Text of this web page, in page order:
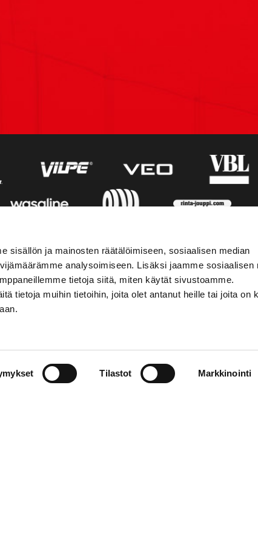
sisällön ja mainosten räätälöimiseen, sosiaalisen median
analysoimiseen. Lisäksi jaamme sosiaalisen
tietoja siitä, miten käytät sivustoamme.
tietoja muihin tietoihin, joita olet antanut heille tai joita on
Tilastot Markkinointi
SOSIAALINEN MEDIA
facebook